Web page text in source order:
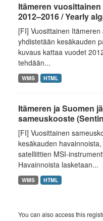
Itämeren
2012–2016 / Yearly
[FI] Vuosittainen
yhdistetään kesäkauden
kuvaus kattaa vuodet
tehdään...
WMS HTML
Itämeren ja Suomen
sameuskooste
[FI] Vuosittainen
kesäkauden
satelliittien MSI-
Havainnoista lasketaan...
WMS HTML
You can also access this